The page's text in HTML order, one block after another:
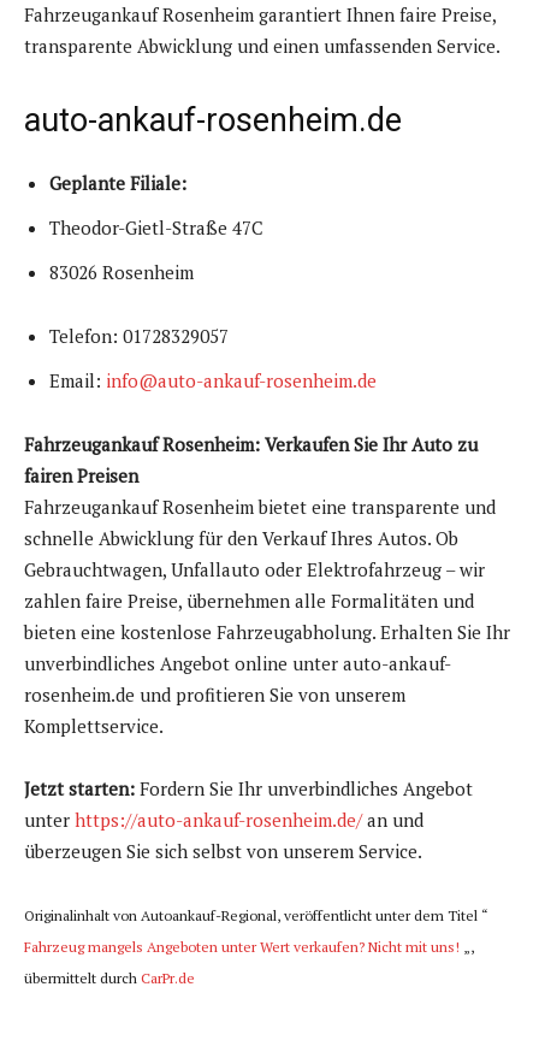
Fahrzeugankauf Rosenheim garantiert Ihnen faire Preise,
transparente Abwicklung und einen umfassenden Service.
auto-ankauf-rosenheim.de
Geplante Filiale:
Theodor-Gietl-Straße 47C
83026 Rosenheim
Telefon: 01728329057
Email: info@auto-ankauf-rosenheim.de
Fahrzeugankauf Rosenheim: Verkaufen Sie Ihr Auto zu
fairen Preisen
Fahrzeugankauf Rosenheim bietet eine transparente und
schnelle Abwicklung für den Verkauf Ihres Autos. Ob
Gebrauchtwagen, Unfallauto oder Elektrofahrzeug – wir
zahlen faire Preise, übernehmen alle Formalitäten und
bieten eine kostenlose Fahrzeugabholung. Erhalten Sie Ihr
unverbindliches Angebot online unter auto-ankauf-
rosenheim.de und profitieren Sie von unserem
Komplettservice.
Jetzt starten: Fordern Sie Ihr unverbindliches Angebot
unter https://auto-ankauf-rosenheim.de/an und
überzeugen Sie sich selbst von unserem Service.
Originalinhalt von Autoankauf-Regional, veröffentlicht unter dem Titel “
Fahrzeug mangels Angeboten unter Wert verkaufen? Nicht mit uns! „,
übermittelt durch CarPr.de